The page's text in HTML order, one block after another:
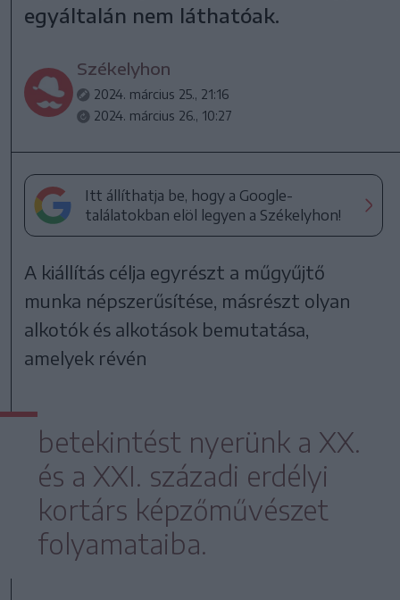
egyáltalán nem láthatóak.
Székelyhon
2024. március 25., 21:16
2024. március 26., 10:27
Itt állíthatja be, hogy a Google-
találatokban elöl legyen a Székelyhon!
A kiállítás célja egyrészt a műgyűjtő
munka népszerűsítése, másrészt olyan
alkotók és alkotások bemutatása,
amelyek révén
betekintést nyerünk a XX.
és a XXI. századi erdélyi
kortárs képzőművészet
folyamataiba.